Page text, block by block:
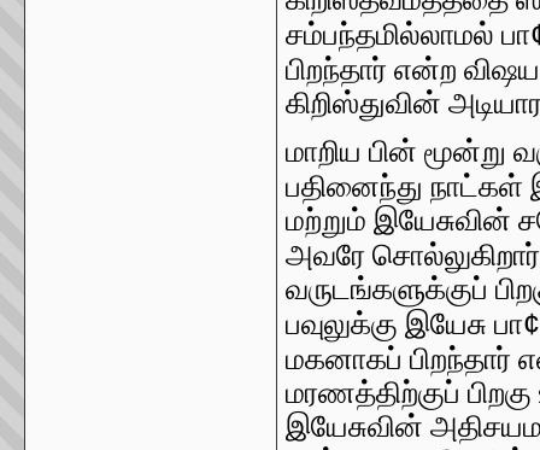
சம்பந்தமில்லாமல் பா
பிறந்தார் என்ற
கிறிஸ்துவின்
மாறிய பின் மூன்று
பதினைந்து நாட்கள்
மற்றும் இயேசுவின்
அவரே
வருடங்களுக்குப்
பவுலுக்கு இயேசு பா¢
மகனாகப் பிறந்தார்
மரணத்திற்குப்
இயேசுவின்